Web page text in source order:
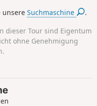
unsereSuchmaschine .
dieser Tour sind Eigentum
ohne Genehmigung